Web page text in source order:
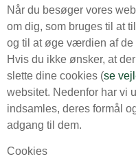
Når du besøger vores
om dig, som bruges til at
og til at øge værdien af de
Hvis du ikke ønsker, at
slette dine cookies (se
websitet. Nedenfor har vi
indsamles, deres formål
adgang til dem.
Cookies